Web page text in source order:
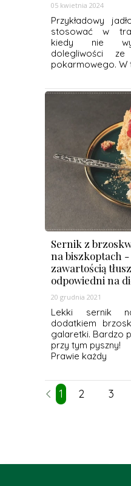
05 kwietnia 2024
Przykładowy
stosować w
kiedy nie
dolegliwości
pokarmowego. W
Sernik z
na biszkoptach
zawartością
odpowiedni na
20 grudnia 2021
Lekki sernik
dodatkiem
galaretki. Bardzo
przy tym pyszny!
Prawie każdy
1 2 3